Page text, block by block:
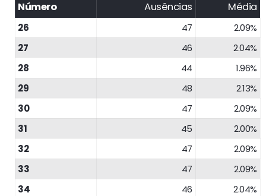
Número Ausências Média
26 47
2.09%
27
46
2.04%
28
44
1.96%
29
48
2.13%
30
47
2.09%
31
45
2.00%
32
47
2.09%
33
47
2.09%
34
46
2.04%